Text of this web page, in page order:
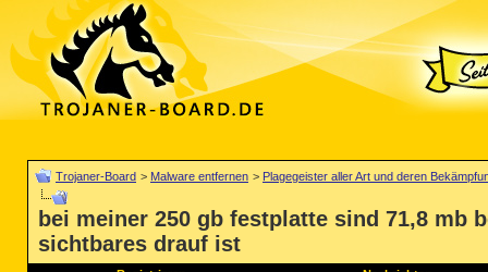
Trojaner-Board > Malware entfernen > Plagegeister aller Art und deren
bei meiner 250 gb festplatte sind 71,8 mb
sichtbares drauf ist